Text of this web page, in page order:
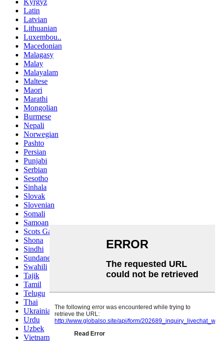
Kyrgyz
Latin
Latvian
Lithuanian
Luxembou..
Macedonian
Malagasy
Malay
Malayalam
Maltese
Maori
Marathi
Mongolian
Burmese
Nepali
Norwegian
Pashto
Persian
Punjabi
Serbian
Sesotho
Sinhala
Slovak
Slovenian
Somali
Samoan
Scots Gaelic
Shona
Sindhi
Sundanese
Swahili
Tajik
Tamil
Telugu
Thai
Ukrainian
Urdu
Uzbek
Vietnamese